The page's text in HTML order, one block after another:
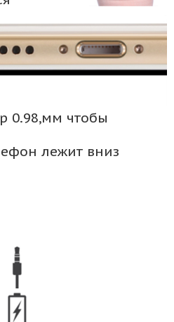
0.98,мм чтобы
лежит вниз